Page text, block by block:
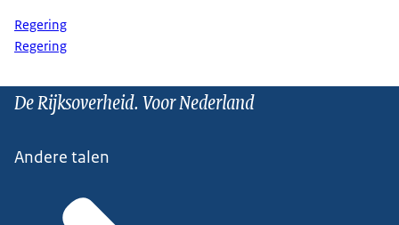
Regering
Regering
De Rijksoverheid. Voor Nederland
Andere talen